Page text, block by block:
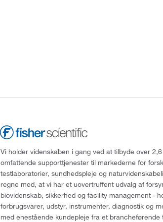
Vi holder videnskaben i gang ved at tilbyde over
omfattende supporttjenester til markederne for
testlaboratorier, sundhedspleje og
regne med, at vi har et uovertruffent udvalg af
biovidenskab, sikkerhed og facility management -
forbrugsvarer, udstyr, instrumenter, diagnostik og
med enestående kundepleje fra et